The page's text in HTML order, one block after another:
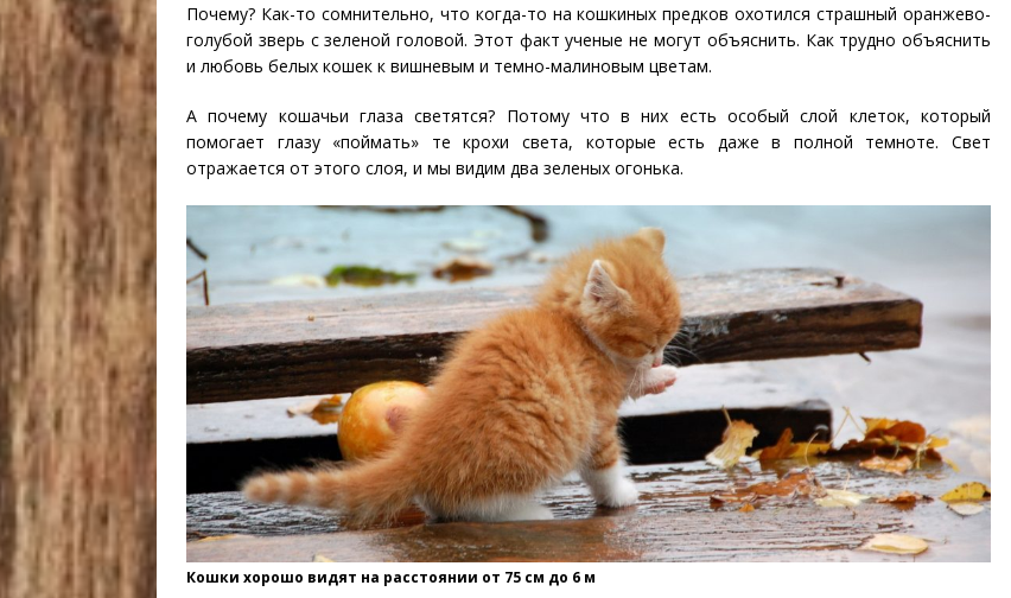
Почему? Как-то сомнительно, что когда-то на кошкиных предков охотился страшный оранжево-
голубой зверь с зеленой головой. Этот факт ученые не могут объяснить. Как трудно объяснить
и любовь белых кошек к вишневым и темно-малиновым цветам.
А почему кошачьи глаза светятся? Потому что в них есть особый слой клеток, который
помогает глазу «поймать» те крохи света, которые есть даже в полной темноте. Свет
отражается от этого слоя, и мы видим два зеленых огонька.
Кошки хорошо видят на расстоянии от 75 см до 6 м